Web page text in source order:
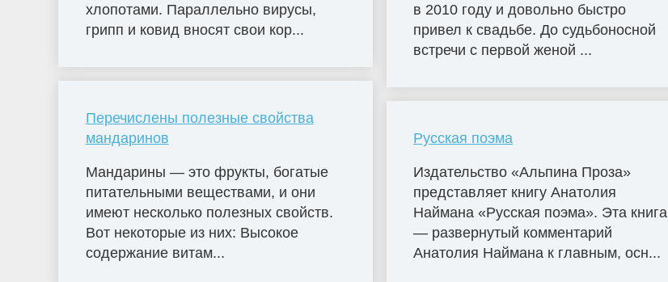
хлопотами. Параллельно вирусы,
грипп и ковид вносят свои кор...
Перечислены полезные свойства
мандаринов
Мандарины — это фрукты, богатые
питательными веществами, и они
имеют несколько полезных свойств.
Вот некоторые из них: Высокое
содержание витам...
в 2010 году и довольно быстро
привел к свадьбе. До судьбоносной
встречи с первой женой ...
Русская поэма
Издательство «Альпина Проза»
представляет книгу Анатолия
Наймана «Русская поэма». Эта книга
— развернутый комментарий
Анатолия Наймана к главным, осн...